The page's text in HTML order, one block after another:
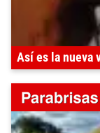
Así es la nueva